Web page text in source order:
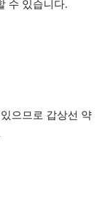
수 있습니다.
으므로 갑상선 약